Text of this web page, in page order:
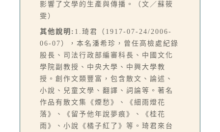
影響了文學的生產與傳播。（文／蘇筱
雯）
其他說明: 1.琦君（1917-07-24/2006-
06-07），本名潘希珍，曾任高檢處紀錄
股長、司法行政部編審科長、中國文化
學院副教授、中央大學、中興大學教
授。創作文類豐富，包含散文、論述、
小說、兒童文學、翻譯、詞論等。著名
作品有散文集《煙愁》、《細雨燈花
落》、《留予他年說夢痕》、《桂花
雨》、小說《橘子紅了》等。琦君來台